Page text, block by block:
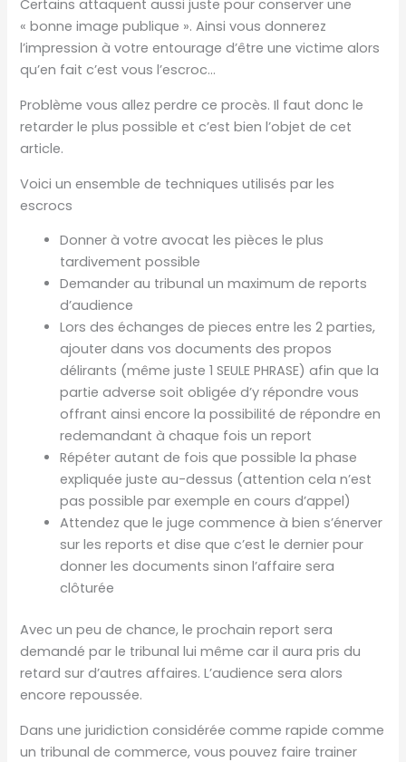
Certains attaquent aussi juste pour conserver une
« bonne image publique ». Ainsi vous donnerez
l’impression à votre entourage d’être une victime alors
qu’en fait c’est vous l’escroc…
Problème vous allez perdre ce procès. Il faut donc le
retarder le plus possible et c’est bien l’objet de cet
article.
Voici un ensemble de techniques utilisés par les
escrocs
Donner à votre avocat les pièces le plus
tardivement possible
Demander au tribunal un maximum de reports
d’audience
Lors des échanges de pieces entre les 2 parties,
ajouter dans vos documents des propos
délirants (même juste 1 SEULE PHRASE) afin que la
partie adverse soit obligée d’y répondre vous
offrant ainsi encore la possibilité de répondre en
redemandant à chaque fois un report
Répéter autant de fois que possible la phase
expliquée juste au-dessus (attention cela n’est
pas possible par exemple en cours d’appel)
Attendez que le juge commence à bien s’énerver
sur les reports et dise que c’est le dernier pour
donner les documents sinon l’affaire sera
clôturée
Avec un peu de chance, le prochain report sera
demandé par le tribunal lui même car il aura pris du
retard sur d’autres affaires. L’audience sera alors
encore repoussée.
Dans une juridiction considérée comme rapide comme
un tribunal de commerce, vous pouvez faire trainer